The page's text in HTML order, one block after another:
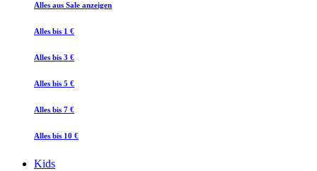
Alles aus Sale anzeigen
Alles bis 1 €
Alles bis 3 €
Alles bis 5 €
Alles bis 7 €
Alles bis 10 €
Kids